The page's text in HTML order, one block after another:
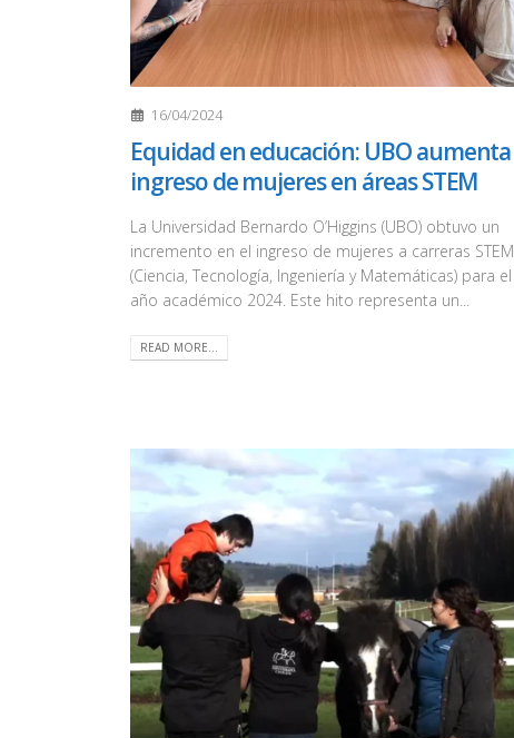
16/04/2024
Equidad en educación: UBO aumenta
ingreso de mujeres en áreas STEM
La Universidad Bernardo O’Higgins (UBO) obtuvo un
incremento en el ingreso de mujeres a carreras STEM
(Ciencia, Tecnología, Ingeniería y Matemáticas) para el
año académico 2024. Este hito representa un...
READ MORE...